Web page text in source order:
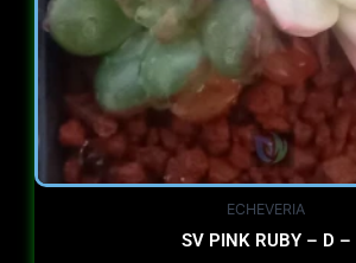
ECHEVERIA
SV PINK RUBY – D –